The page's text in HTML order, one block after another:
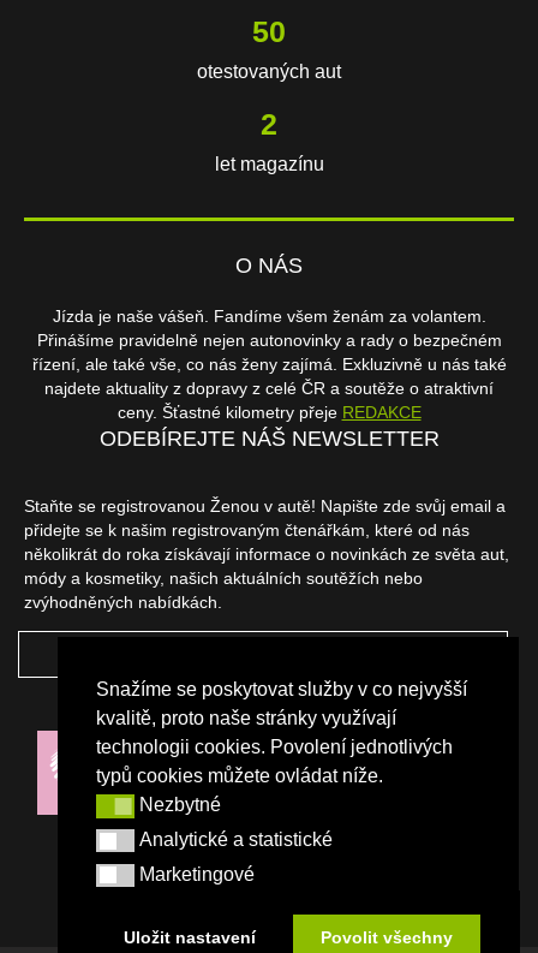
Snažíme se poskytovat služby v co nejvyšší
kvalitě, proto naše stránky využívají
technologii cookies. Povolení jednotlivých
typů cookies můžete ovládat níže.
NezbytnéNezbytné
Analytické a statistické
Analytické a statistické
Marketingové
Marketingové
Uložit nastavení Povolit všechny
114
otestovaných aut
3
let magazínu
O NÁS
Jízda je naše vášeň. Fandíme všem ženám za volantem.
Přinášíme pravidelně nejen autonovinky a rady o bezpečném
řízení, ale také vše, co nás ženy zajímá. Exkluzivně u nás také
najdete aktuality z dopravy z celé ČR a soutěže o atraktivní
ceny. Šťastné kilometry přeje REDAKCE
ODEBÍREJTE NÁŠ NEWSLETTER
Staňte se registrovanou Ženou v autě! Napište zde svůj email a
přidejte se k našim registrovaným čtenářkám, které od nás
několikrát do roka získávají informace o novinkách ze světa aut,
módy a kosmetiky, našich aktuálních soutěžích nebo
zvýhodněných nabídkách.
NAŠI PARTNEŘI